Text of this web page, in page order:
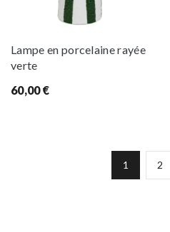
Lampe en porcelaine rayée
verte
60,00€
1 2